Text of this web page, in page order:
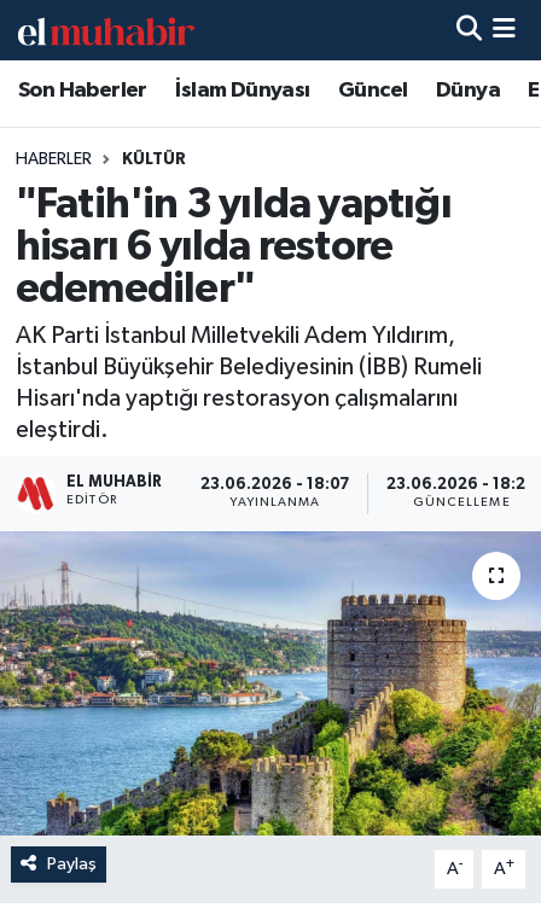
Son Haberler İslam Dünyası Güncel Dünya
HABERLER KÜLTÜR
"Fatih'in 3 yılda yaptığı
hisarı 6 yılda restore
edemediler"
AK Parti İstanbul Milletvekili Adem Yıldırım,
İstanbul Büyükşehir Belediyesinin (İBB) Rumeli
Hisarı'nda yaptığı restorasyon çalışmalarını
eleştirdi.
EL MUHABIR
EDITÖR
23.06.2026 - 18:07
YAYINLANMA
23.06.2026 - 18:24
GÜNCELLEME
Paylaş A- A+
Hava Durumu
Trafik Durumu
Süper Lig Puan Durumu ve Fikstür
Tüm Manşetler
Son Dakika Haberleri
Haber Arşivi